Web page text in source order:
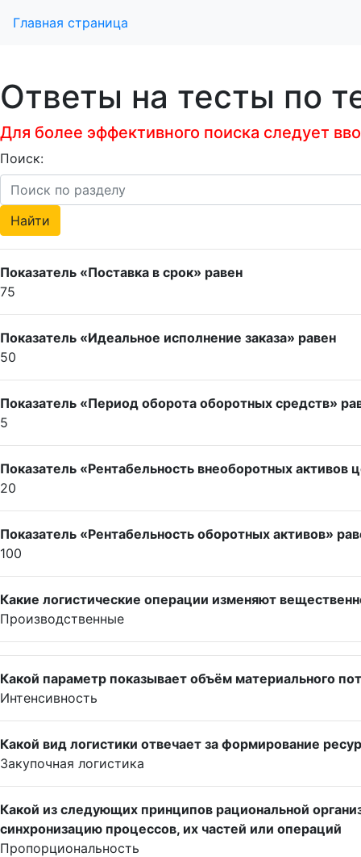
Главная страница
Ответы на тесты по
Для более эффективного поиска следует
Поиск:
Показатель «Поставка в срок» равен
75
Показатель «Идеальное исполнение заказа» равен
50
Показатель «Период оборота оборотных средств»
5
Показатель «Рентабельность внеоборотных активов
20
Показатель «Рентабельность оборотных активов»
100
Какие логистические операции изменяют
Производственные
Какой параметр показывает объём материального
Интенсивность
Какой вид логистики отвечает за формирование
Закупочная логистика
Какой из следующих принципов рациональной
синхронизацию процессов, их частей или операций
Пропорциональность